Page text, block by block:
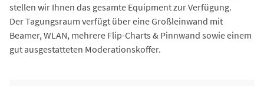
stellen wir Ihnen das gesamte Equipment zur Verfügung.
Der Tagungsraum verfügt über eine Großleinwand mit
Beamer, WLAN, mehrere Flip-Charts & Pinnwand sowie einem
gut ausgestatteten Moderationskoffer.